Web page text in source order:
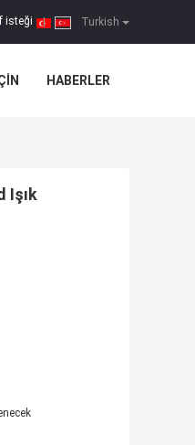
Turkish
isteği |
HABERLER
Işık